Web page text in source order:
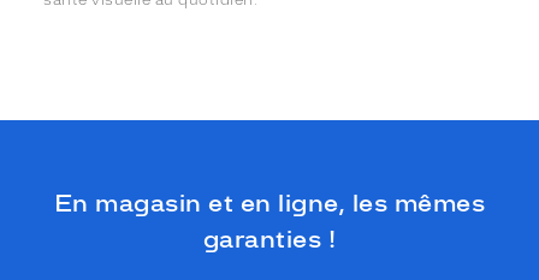
En magasin et en ligne, les mêmes
garanties !